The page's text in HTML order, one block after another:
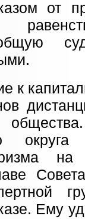
от
к
на
Ему